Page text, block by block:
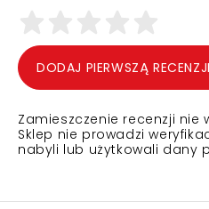
DODAJ PIERWSZĄ
Zamieszczenie recenzji
Sklep nie prowadzi
nabyli lub użytkowali dany